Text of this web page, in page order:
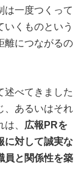
は一度つくって
いくものという
離につながるの
述べてきました
、あるいはそれ
、 広報PRを
に対して誠実な
員と関係性を築